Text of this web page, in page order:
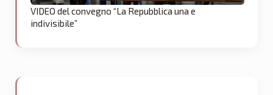
VIDEO del convegno “La Repubblica una e
indivisibile”